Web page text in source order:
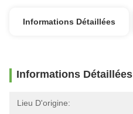
Informations Détaillées
Informations Détaillées
Lieu D'origine: